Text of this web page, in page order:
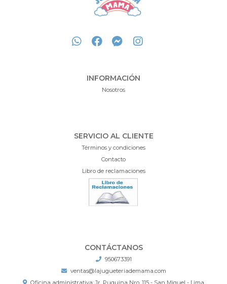
INFORMACIÓN
Nosotros
SERVICIO AL CLIENTE
Términos y condiciones
Contacto
Libro de reclamaciones
CONTÁCTANOS
950673391
ventas@lajugueteriademama.com
Oficina administrativa: Jr. Puquina Nro. 115 - San Miguel - Lima